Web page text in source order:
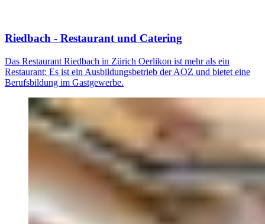
Riedbach - Restaurant und Catering
Das Restaurant Riedbach in Zürich Oerlikon ist mehr als ein
Restaurant: Es ist ein Ausbildungsbetrieb der AOZ und bietet eine
Berufsbildung im Gastgewerbe.